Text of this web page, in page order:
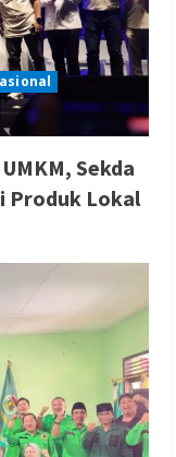
Sekda
Produk Lokal